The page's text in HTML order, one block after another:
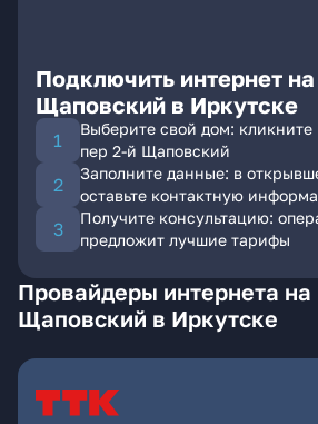
Подключить интернет
Щаповский в Иркутске
Выберите свой дом:
пер 2-й Щаповский
Заполните данные: в
оставьте контактную
Получите консультацию:
предложит лучшие тарифы
Провайдеры интернета на
Щаповский в Иркутске